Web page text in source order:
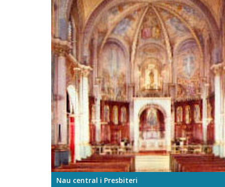
Nau central i Presbiteri